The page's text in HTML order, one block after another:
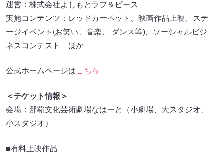
運営：株式会社よしもとラフ＆ピース
実施コンテンツ：レッドカーペット、映画作品上映、ステ
ージイベント(お笑い、音楽、 ダンス等)、ソーシャルビジ
ネスコンテスト ほか
公式ホームページはこちら
＜チケット情報＞
会場：那覇文化芸術劇場なはーと（小劇場、大スタジオ、
小スタジオ）
■有料上映作品